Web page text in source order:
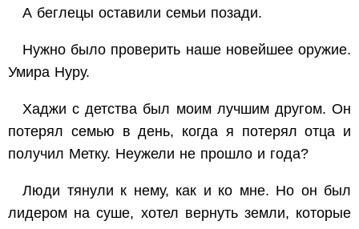
А беглецы оставили семьи позади.
Нужно было проверить наше новейшее оружие.
Умира Нуру.
Хаджи с детства был моим лучшим другом. Он
потерял семью в день, когда я потерял отца и
получил Метку. Неужели не прошло и года?
Люди тянули к нему, как и ко мне. Но он был
лидером на суше, хотел вернуть земли, которые